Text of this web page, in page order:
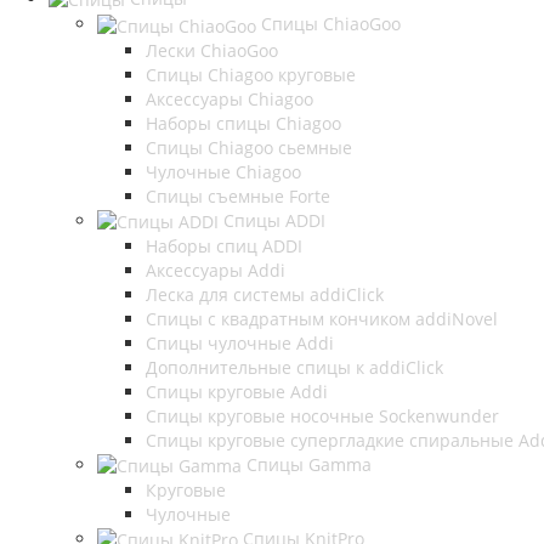
Спицы ChiaoGoo
Лески ChiaoGoo
Cпицы Сhiagoo круговые
Аксессуары Chiagoo
Наборы спицы Chiagoo
Спицы Chiagoo сьемные
Чулочные Chiagoo
Спицы съемные Forte
Спицы ADDI
Наборы спиц ADDI
Аксессуары Addi
Леска для системы addiClick
Спицы с квадратным кончиком addiNovel
Спицы чулочные Addi
Дополнительные спицы к addiClick
Спицы круговые Addi
Спицы круговые носочные Sockenwunder
Спицы круговые супергладкие спиральные
Спицы Gamma
Круговые
Чулочные
Спицы KnitPro